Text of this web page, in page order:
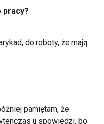
pracy?
do roboty, że mają
pamiętam, że
u spowiedzi, bo